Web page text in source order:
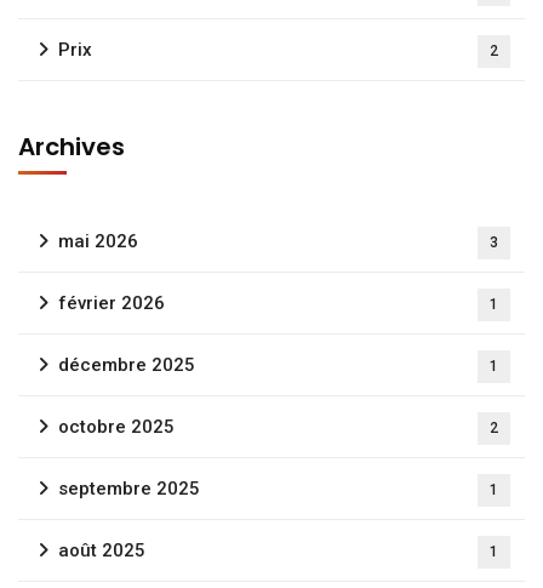
Prix 2
Archives
mai 2026 3
février 2026 1
décembre 2025 1
octobre 2025 2
septembre 2025 1
août 2025 1